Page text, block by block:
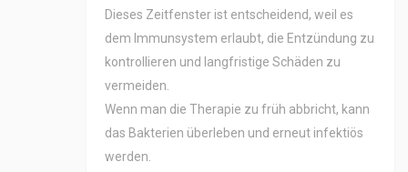
Dieses Zeitfenster ist entscheidend, weil es
dem Immunsystem erlaubt, die Entzündung zu
kontrollieren und langfristige Schäden zu
vermeiden.
Wenn man die Therapie zu früh abbricht, kann
das Bakterien überleben und erneut infektiös
werden.